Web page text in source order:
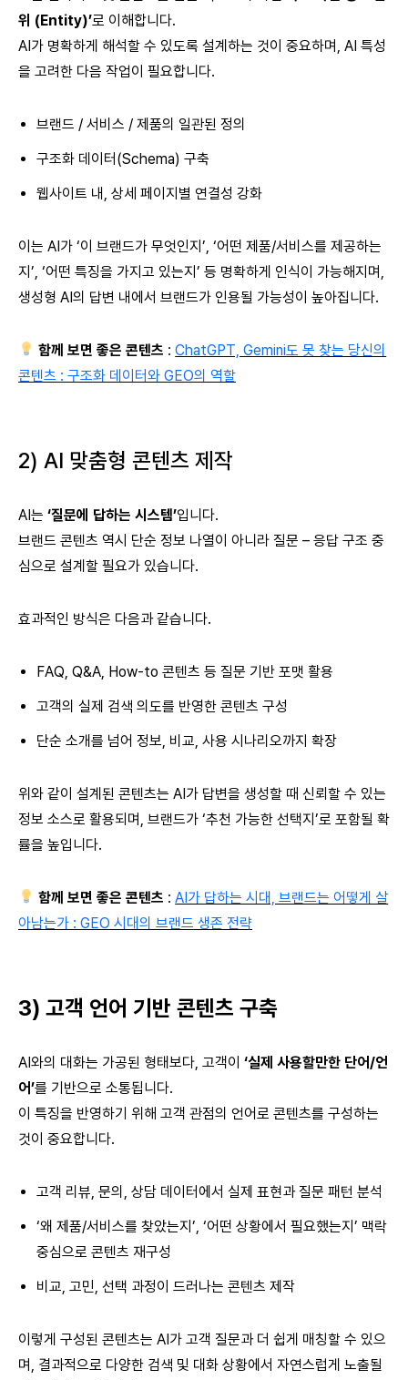
위 (Entity)’로 이해합니다.
AI가 명확하게 해석할 수 있도록 설계하는 것이 중요하며, AI 특성
을 고려한 다음 작업이 필요합니다.
브랜드 / 서비스 / 제품의 일관된 정의
구조화 데이터(Schema) 구축
웹사이트 내, 상세 페이지별 연결성 강화
이는 AI가 ‘이 브랜드가 무엇인지’, ‘어떤 제품/서비스를 제공하는
지’, ‘어떤 특징을 가지고 있는지’ 등 명확하게 인식이 가능해지며,
생성형 AI의 답변 내에서 브랜드가 인용될 가능성이 높아집니다.
함께 보면 좋은 콘텐츠 :ChatGPT, Gemini도 못 찾는 당신의
콘텐츠 : 구조화 데이터와 GEO의 역할
2) AI 맞춤형 콘텐츠 제작
AI는 ‘질문에 답하는 시스템’입니다.
브랜드 콘텐츠 역시 단순 정보 나열이 아니라 질문 – 응답 구조 중
심으로 설계할 필요가 있습니다.
효과적인 방식은 다음과 같습니다.
FAQ, Q&A, How-to 콘텐츠 등 질문 기반 포맷 활용
고객의 실제 검색 의도를 반영한 콘텐츠 구성
단순 소개를 넘어 정보, 비교, 사용 시나리오까지 확장
위와 같이 설계된 콘텐츠는 AI가 답변을 생성할 때 신뢰할 수 있는
정보 소스로 활용되며, 브랜드가 ‘추천 가능한 선택지’로 포함될 확
률을 높입니다.
함께 보면 좋은 콘텐츠 :AI가 답하는 시대, 브랜드는 어떻게 살
아남는가 : GEO 시대의 브랜드 생존 전략
3) 고객 언어 기반 콘텐츠 구축
AI와의 대화는 가공된 형태보다, 고객이 ‘실제 사용할만한 단어/언
어’를 기반으로 소통됩니다.
이 특징을 반영하기 위해 고객 관점의 언어로 콘텐츠를 구성하는
것이 중요합니다.
고객 리뷰, 문의, 상담 데이터에서 실제 표현과 질문 패턴 분석
‘왜 제품/서비스를 찾았는지’, ‘어떤 상황에서 필요했는지’ 맥락
중심으로 콘텐츠 재구성
비교, 고민, 선택 과정이 드러나는 콘텐츠 제작
이렇게 구성된 콘텐츠는 AI가 고객 질문과 더 쉽게 매칭할 수 있으
며, 결과적으로 다양한 검색 및 대화 상황에서 자연스럽게 노출될